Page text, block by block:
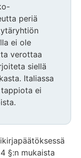
periä
ei ole
verottaa
siellä
Italiassa
ei
§:n mukaista